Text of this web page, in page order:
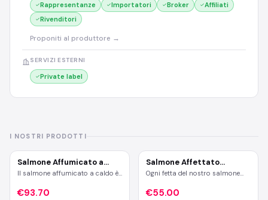
Rappresentanze Importatori Broker
Affiliati
Rivenditori
Proponiti al produttore →
SERVIZI ESTERNI
Private label
I NOSTRI PRODOTTI
Salmone Affumicato a
Caldo
Il salmone affumicato a caldo è
tradizione e innovazione,
€93.70
Salmone Affettato
Affumicato
Ogni fetta del nostro salmone
sensoriale tra tradizione,
€55.00